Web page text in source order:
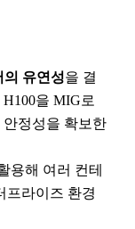
의 유연성을 결
을 MIG로
정성을 확보한
용해 여러 컨테
프라이즈 환경